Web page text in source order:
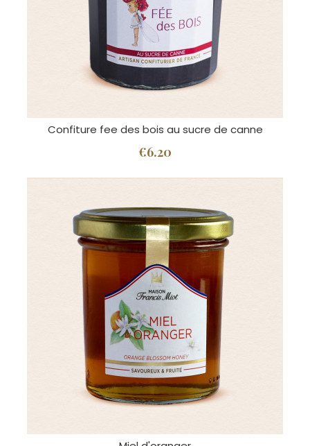
Confiture fee des bois au sucre de canne
€6.20